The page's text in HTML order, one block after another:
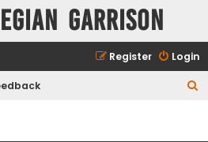
Garrison
Login
Register